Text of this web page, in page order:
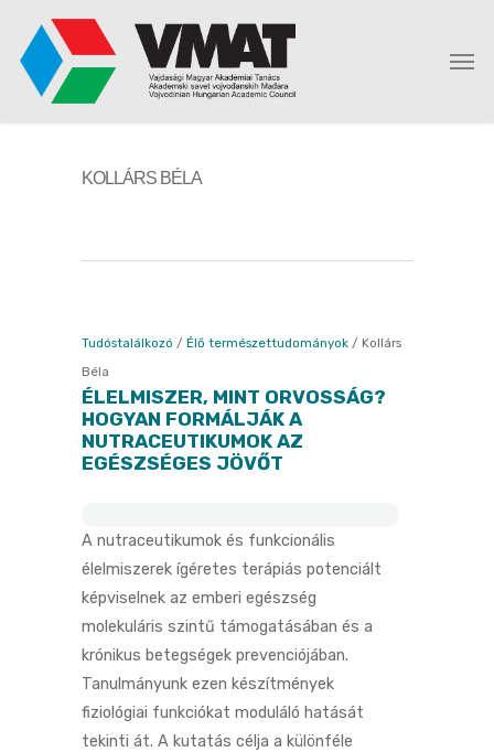
KOLLÁRS BÉLA
Tudóstalálkozó / Élő természettudományok / Kollárs
Béla
ÉLELMISZER, MINT ORVOSSÁG?
HOGYAN FORMÁLJÁK A
NUTRACEUTIKUMOK AZ
EGÉSZSÉGES JÖVŐT
A nutraceutikumok és funkcionális
élelmiszerek ígéretes terápiás potenciált
képviselnek az emberi egészség
molekuláris szintű támogatásában és a
krónikus betegségek prevenciójában.
Tanulmányunk ezen készítmények
fiziológiai funkciókat moduláló hatását
tekinti át. A kutatás célja a különféle